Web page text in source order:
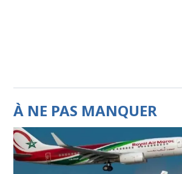
À NE PAS MANQUER